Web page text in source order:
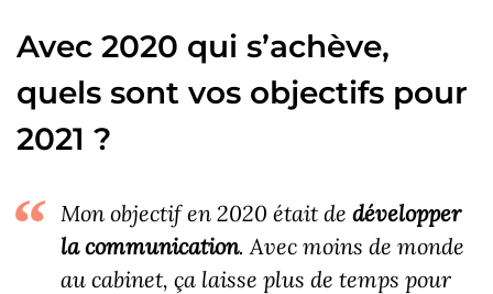
Avec 2020 qui s’achève,
quels sont vos objectifs pour
2021 ?
Mon objectif en 2020 était de développer
la communication. Avec moins de monde
au cabinet, ça laisse plus de temps pour